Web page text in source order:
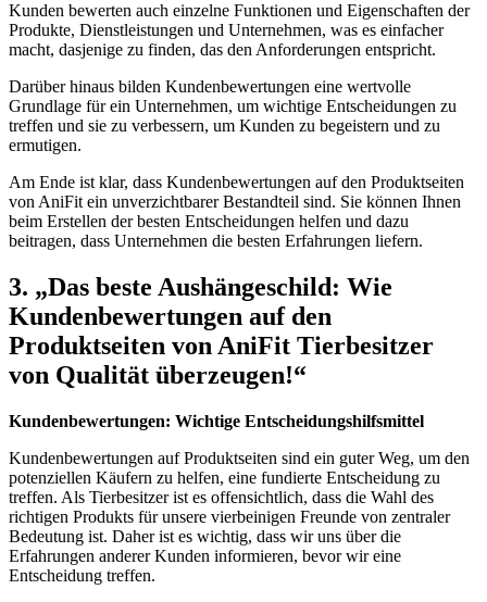
Kunden bewerten auch⁤ einzelne Funktionen und Eigenschaften der
Produkte, Dienstleistungen und Unternehmen, ⁢was es einfacher
macht, dasjenige zu finden, das den Anforderungen ⁣entspricht.
Darüber hinaus bilden Kundenbewertungen ​eine wertvolle
Grundlage für ein Unternehmen, um‍ wichtige ⁤Entscheidungen zu
treffen und sie ⁢zu ⁤verbessern, um ​Kunden zu⁤ begeistern ⁢und zu
ermutigen.
Am Ende ist ‌klar, dass Kundenbewertungen auf den Produktseiten
von AniFit ein unverzichtbarer Bestandteil sind. Sie können​ Ihnen
beim Erstellen der besten Entscheidungen helfen und dazu
‌beitragen,⁢ dass Unternehmen​ die besten ⁢Erfahrungen liefern.
3. „Das‍ beste Aushängeschild: Wie
Kundenbewertungen auf den
Produktseiten von AniFit Tierbesitzer
von Qualität überzeugen!“
Kundenbewertungen: Wichtige Entscheidungshilfsmittel
Kundenbewertungen auf Produktseiten sind ein guter⁤ Weg, um den
potenziellen Käufern zu helfen, eine fundierte Entscheidung zu
treffen. Als Tierbesitzer ist es offensichtlich, dass die Wahl des
richtigen Produkts für unsere vierbeinigen Freunde von zentraler
Bedeutung ist. Daher ist es wichtig, dass wir uns über die
Erfahrungen anderer ‍Kunden informieren, ⁤bevor ⁣wir eine
Entscheidung⁤ treffen.